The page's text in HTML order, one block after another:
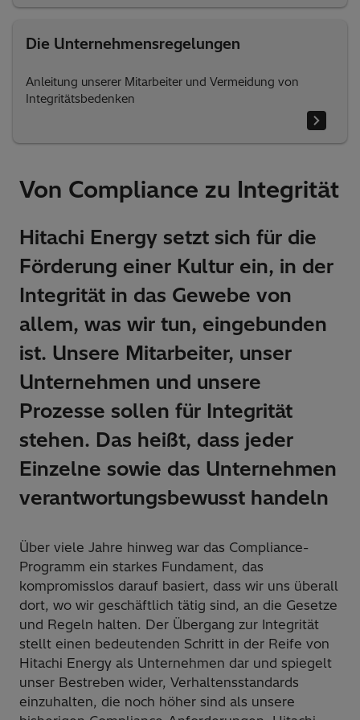
Die Unternehmensregelungen
Anleitung unserer Mitarbeiter und Vermeidung von
Integritätsbedenken
Von Compliance zu Integrität
Hitachi Energy setzt sich für die
Förderung einer Kultur ein, in der
Integrität in das Gewebe von
allem, was wir tun, eingebunden
ist. Unsere Mitarbeiter, unser
Unternehmen und unsere
Prozesse sollen für Integrität
stehen. Das heißt, dass jeder
Einzelne sowie das Unternehmen
verantwortungsbewusst handeln
Über viele Jahre hinweg war das Compliance-
Programm ein starkes Fundament, das
kompromisslos darauf basiert, dass wir uns überall
dort, wo wir geschäftlich tätig sind, an die Gesetze
und Regeln halten. Der Übergang zur Integrität
stellt einen bedeutenden Schritt in der Reife von
Hitachi Energy als Unternehmen dar und spiegelt
unser Bestreben wider, Verhaltensstandards
einzuhalten, die noch höher sind als unsere